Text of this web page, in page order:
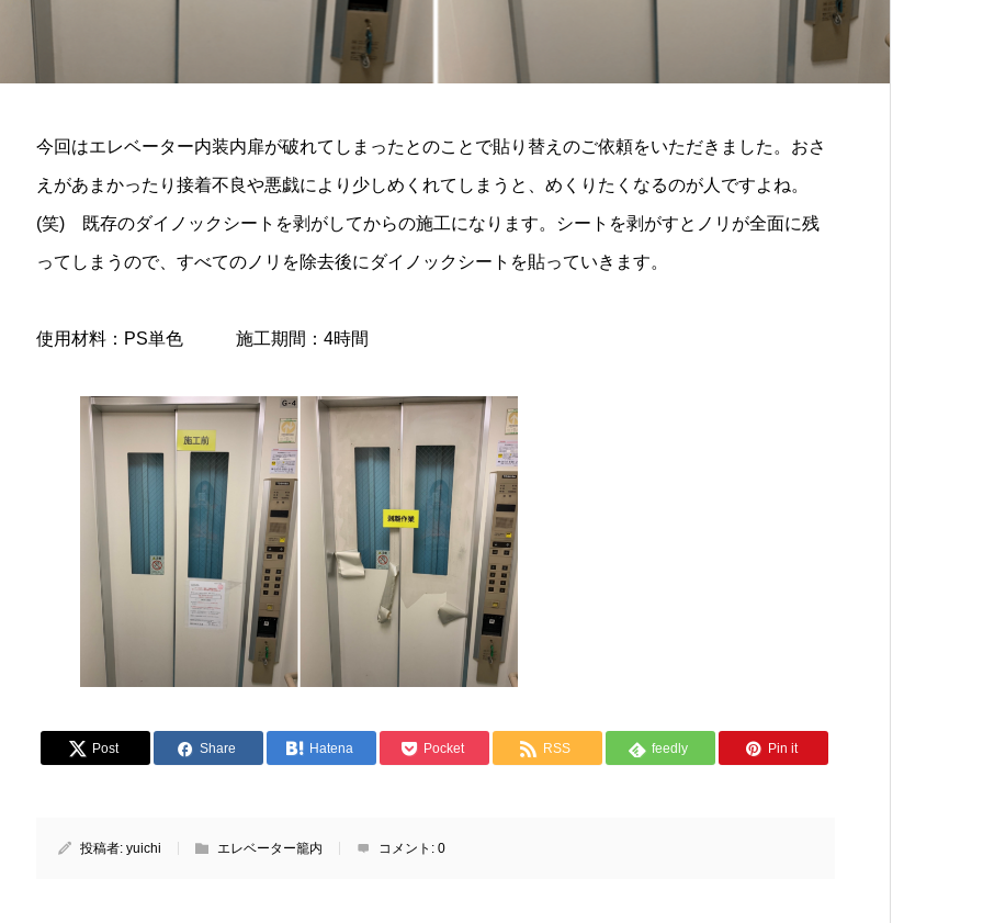
今回はエレベーター内装内扉が破れてしまったとのことで貼り替えのご依頼をいただきました。おさ
えがあまかったり接着不良や悪戯により少しめくれてしまうと、めくりたくなるのが人ですよね。
(笑) 既存のダイノックシートを剥がしてからの施工になります。シートを剥がすとノリが全面に残
ってしまうので、すべてのノリを除去後にダイノックシートを貼っていきます。
使用材料：PS単色 施工期間：4時間
Post Share Hatena Pocket RSS feedly Pin it
投稿者: yuichi エレベーター籠内 コメント: 0